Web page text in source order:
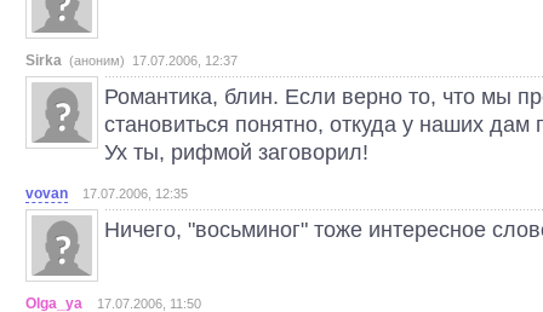
Sirka (аноним) 17.07.2006, 12:37
Романтика, блин. Если верно то, что мы
становиться понятно, откуда у наших дам
Ух ты, рифмой заговорил!
vovan 17.07.2006, 12:35
Ничего, "восьминог" тоже интересное
Olga_ya 17.07.2006, 11:50